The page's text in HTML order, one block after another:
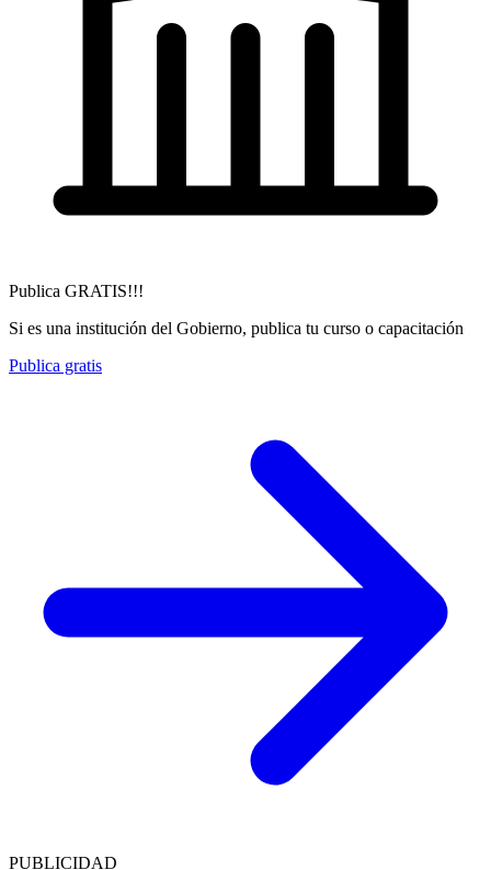
Publica GRATIS!!!
Si es una institución del Gobierno, publica tu curso o capacitación
Publica gratis
PUBLICIDAD